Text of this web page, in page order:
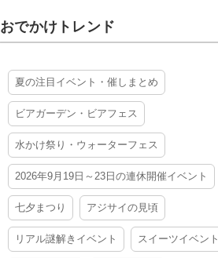
おでかけトレンド
夏の注目イベント・催しまとめ
ビアガーデン・ビアフェス
水かけ祭り・ウォーターフェス
2026年9月19日～23日の連休開催イベント
七夕まつり アジサイの見頃
リアル謎解きイベント スイーツイベント